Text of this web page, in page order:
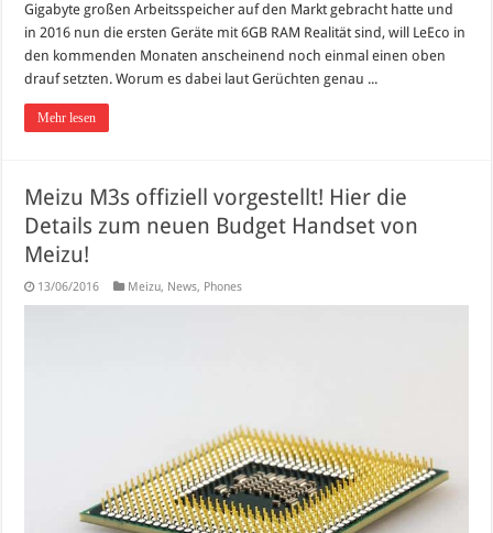
Gigabyte großen Arbeitsspeicher auf den Markt gebracht hatte und
in 2016 nun die ersten Geräte mit 6GB RAM Realität sind, will LeEco in
den kommenden Monaten anscheinend noch einmal einen oben
drauf setzten. Worum es dabei laut Gerüchten genau ...
Mehr lesen
Meizu M3s offiziell vorgestellt! Hier die
Details zum neuen Budget Handset von
Meizu!
13/06/2016 Meizu, News, Phones